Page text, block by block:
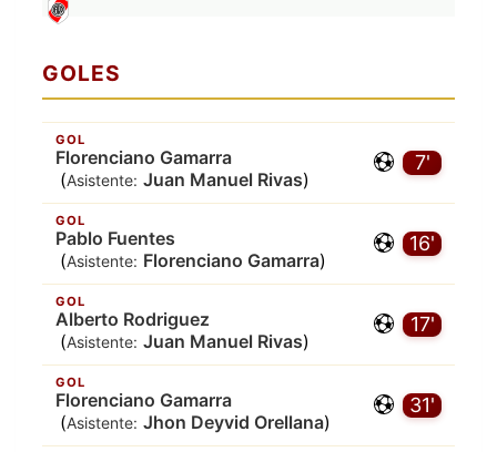
GOLES
7'
GOL
Florenciano Gamarra
(Asistente: Juan Manuel Rivas)
16'
GOL
Pablo Fuentes
(Asistente: Florenciano Gamarra)
17'
GOL
Alberto Rodriguez
(Asistente: Juan Manuel Rivas)
31'
GOL
Florenciano Gamarra
(Asistente: Jhon Deyvid Orellana)